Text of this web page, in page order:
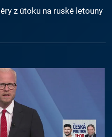
z útoku na ruské letouny